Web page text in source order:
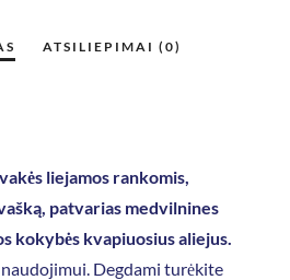
liejamos rankomis,
patvarias medvilnines
kokybės kvapiuosius aliejus.
Degdami turėkite